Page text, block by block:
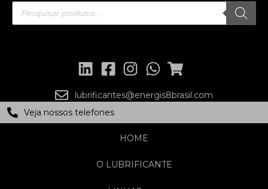
lubrificantes@energis8brasil.com
Veja nossos telefones
HOME
O LUBRIFICANTE